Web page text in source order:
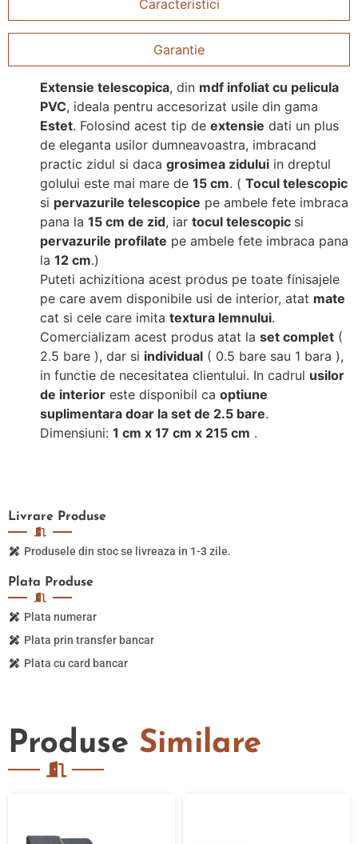
Caracteristici
Garantie
Extensie telescopica, din mdf infoliat cu pelicula
PVC, ideala pentru accesorizat usile din gama
Estet. Folosind acest tip de extensie dati un plus
de eleganta usilor dumneavoastra, imbracand
practic zidul si daca grosimea zidului in dreptul
golului este mai mare de 15 cm. ( Tocul telescopic
si pervazurile telescopice pe ambele fete imbraca
pana la 15 cm de zid, iar tocul telescopic si
pervazurile profilate pe ambele fete imbraca pana
la 12 cm.)
Puteti achizitiona acest produs pe toate finisajele
pe care avem disponibile usi de interior, atat mate
cat si cele care imita textura lemnului.
Comercializam acest produs atat la set complet (
2.5 bare ), dar si individual ( 0.5 bare sau 1 bara ),
in functie de necesitatea clientului. In cadrul usilor
de interior este disponibil ca optiune
suplimentara doar la set de 2.5 bare.
Dimensiuni: 1 cm x 17 cm x 215 cm .
Plata Produse
Plata numerar
Plata prin transfer bancar
Plata cu card bancar
Livrare Produse
Produsele din stoc se livreaza in 1-3 zile.
Produse Similare